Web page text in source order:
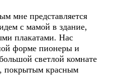
мне представляется
с мамой в здание,
плакатами. Нас
форме пионеры и
светлой комнате
покрытым красным